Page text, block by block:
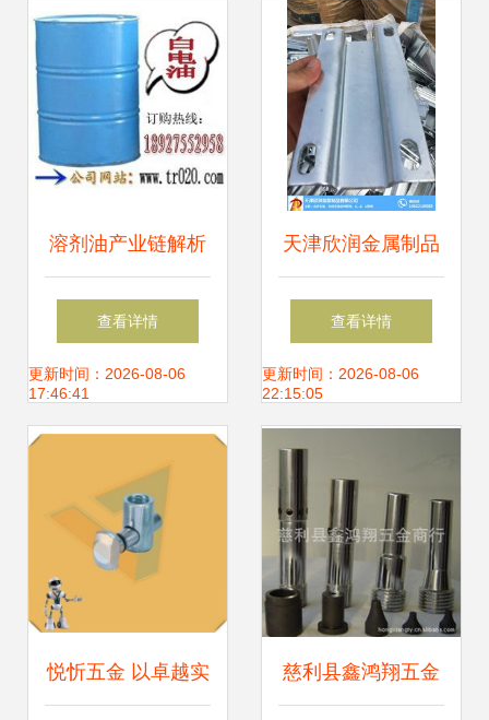
业，开启五金零售
新篇章
站盛启，聚焦五金
零售新机遇
溶剂油产业链解析
从生产厂家到五金
零售终端的全链路
查看详情
更新时间：2026-08-06
17:46:41
天津欣润金属制品
公司 专业几字钢厂
家与五金零售的综
查看详情
更新时间：2026-08-06
22:15:05
悦忻五金 以卓越实 慈利县鑫鸿翔五金